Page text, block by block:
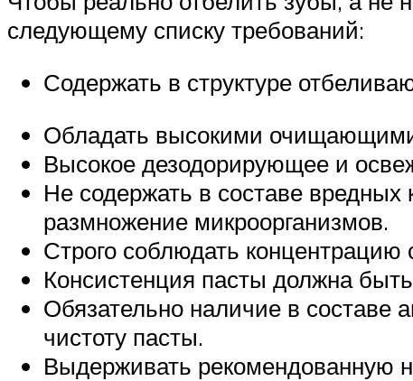
следующему списку требований:
Содержать в структуре
Обладать высокими
Высокое дезодорирующее и
Не содержать в составе
размножение микроорганизмов.
Строго соблюдать концентрацию
Консистенция пасты должна
Обязательно наличие в составе
чистоту пасты.
Выдерживать рекомендованную